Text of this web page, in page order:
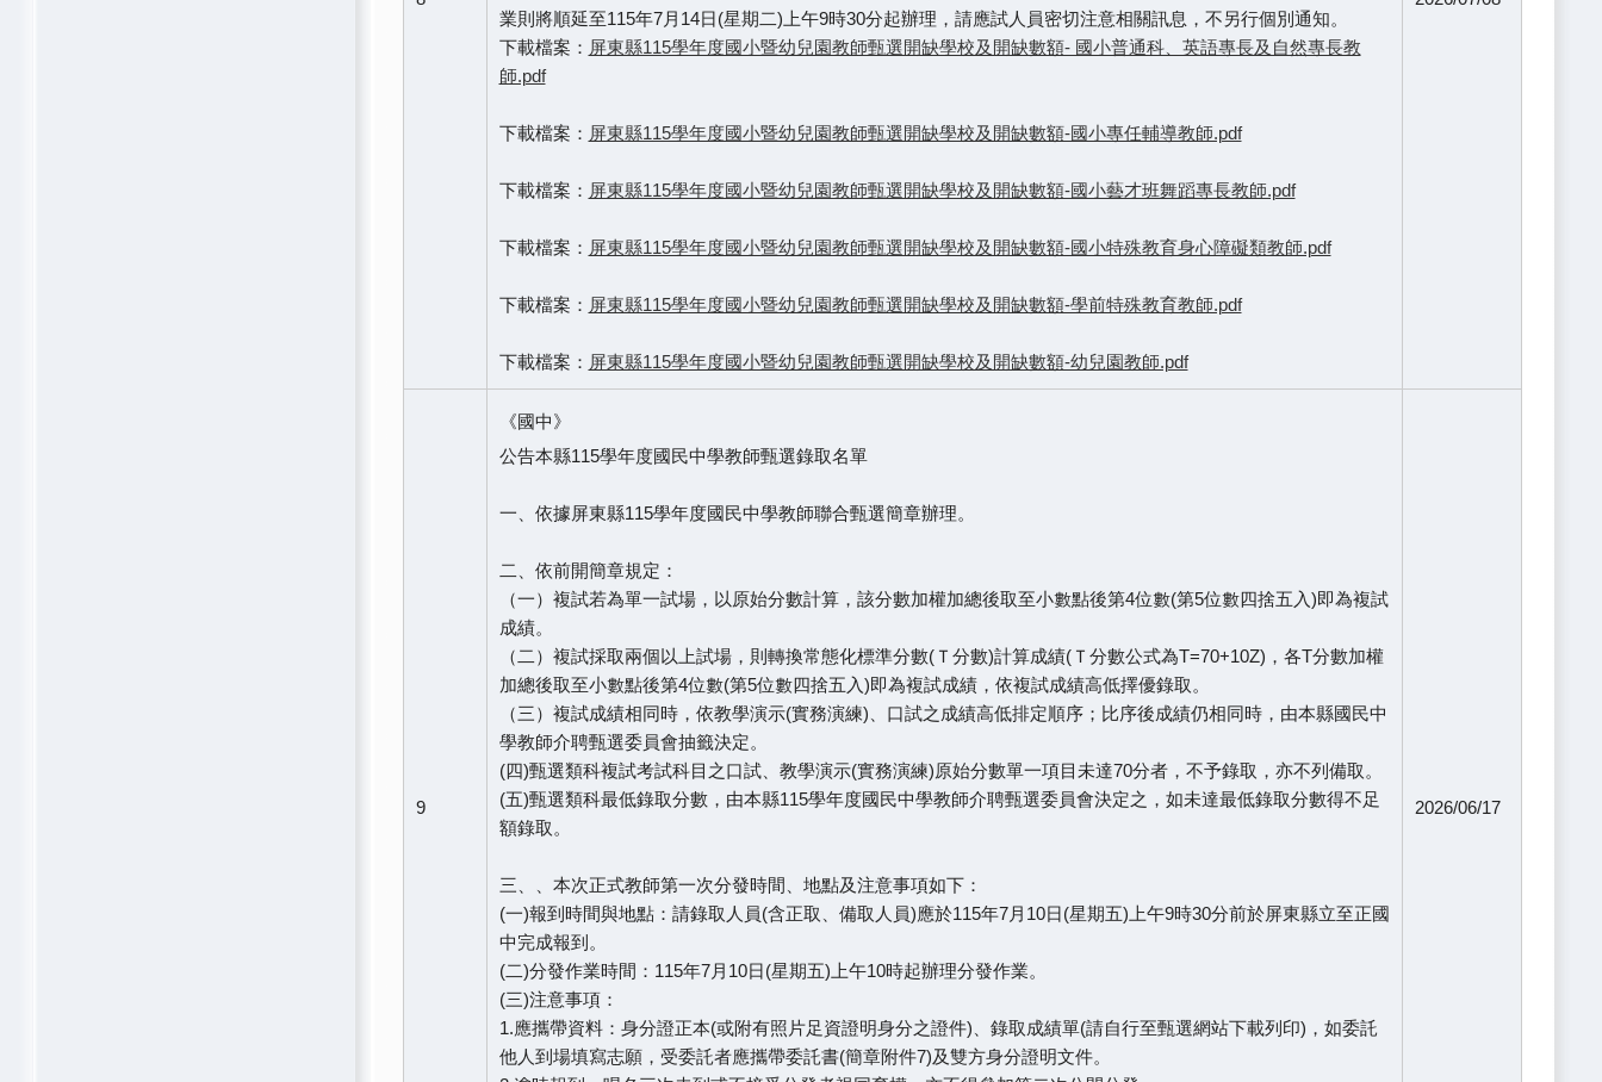
業則將順延至115年7月14日(星期二)上午9時30分起辦理，請應試人員密切注意相關訊息，不另行個別通知。
下載檔案： 屏東縣115學年度國小暨幼兒園教師甄選開缺學校及開缺數額- 國小普通科、英語專長及自然專長教
師.pdf
下載檔案： 屏東縣115學年度國小暨幼兒園教師甄選開缺學校及開缺數額-國小專任輔導教師.pdf
下載檔案： 屏東縣115學年度國小暨幼兒園教師甄選開缺學校及開缺數額-國小藝才班舞蹈專長教師.pdf
下載檔案： 屏東縣115學年度國小暨幼兒園教師甄選開缺學校及開缺數額-國小特殊教育身心障礙類教師.pdf
下載檔案： 屏東縣115學年度國小暨幼兒園教師甄選開缺學校及開缺數額-學前特殊教育教師.pdf
下載檔案： 屏東縣115學年度國小暨幼兒園教師甄選開缺學校及開缺數額-幼兒園教師.pdf
9
《國中》
公告本縣115學年度國民中學教師甄選錄取名單
一、依據屏東縣115學年度國民中學教師聯合甄選簡章辦理。
二、依前開簡章規定：
（一）複試若為單一試場，以原始分數計算，該分數加權加總後取至小數點後第4位數(第5位數四捨五入)即為複試
成績。
（二）複試採取兩個以上試場，則轉換常態化標準分數(Ｔ分數)計算成績(Ｔ分數公式為T=70+10Z)，各T分數加權
加總後取至小數點後第4位數(第5位數四捨五入)即為複試成績，依複試成績高低擇優錄取。
（三）複試成績相同時，依教學演示(實務演練)、口試之成績高低排定順序；比序後成績仍相同時，由本縣國民中
學教師介聘甄選委員會抽籤決定。
(四)甄選類科複試考試科目之口試、教學演示(實務演練)原始分數單一項目未達70分者，不予錄取，亦不列備取。
(五)甄選類科最低錄取分數，由本縣115學年度國民中學教師介聘甄選委員會決定之，如未達最低錄取分數得不足
額錄取。
三、、本次正式教師第一次分發時間、地點及注意事項如下：
(一)報到時間與地點：請錄取人員(含正取、備取人員)應於115年7月10日(星期五)上午9時30分前於屏東縣立至正國
中完成報到。
(二)分發作業時間：115年7月10日(星期五)上午10時起辦理分發作業。
(三)注意事項：
1.應攜帶資料：身分證正本(或附有照片足資證明身分之證件)、錄取成績單(請自行至甄選網站下載列印)，如委託
他人到場填寫志願，受委託者應攜帶委託書(簡章附件7)及雙方身分證明文件。
2026/06/17